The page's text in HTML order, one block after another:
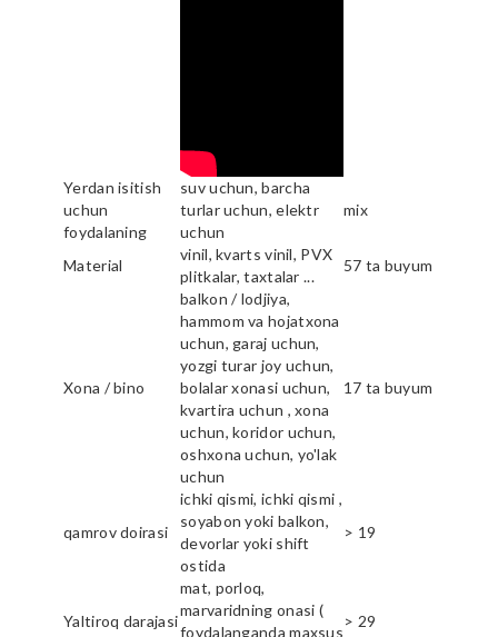
Yerdan isitish
uchun
foydalaning
suv uchun, barcha
turlar uchun, elektr
uchun
mix
Material
vinil, kvarts vinil, PVX
plitkalar, taxtalar ...
57 ta buyum
Xona / bino
balkon / lodjiya,
hammom va hojatxona
uchun, garaj uchun,
yozgi turar joy uchun,
bolalar xonasi uchun,
kvartira uchun , xona
uchun, koridor uchun,
oshxona uchun, yo'lak
uchun
17 ta buyum
qamrov doirasi
ichki qismi, ichki qismi ,
soyabon yoki balkon,
devorlar yoki shift
ostida
> 19
Yaltiroq darajasi
mat, porloq,
marvaridning onasi (
foydalanganda maxsus
> 29